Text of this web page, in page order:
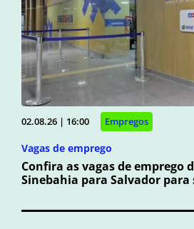
02.08.26 | 16:00 Empregos
Vagas de emprego
Confira as vagas de emprego
Sinebahia para Salvador para